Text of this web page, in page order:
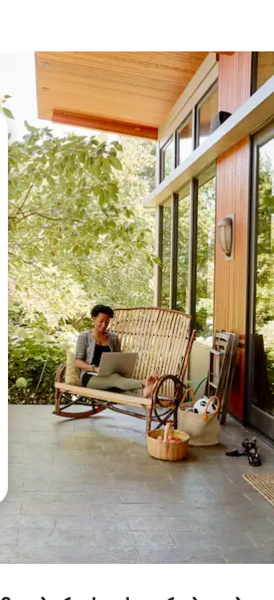
გამოიყენეთ კლავიშები ზემოთ/ქვემოთ